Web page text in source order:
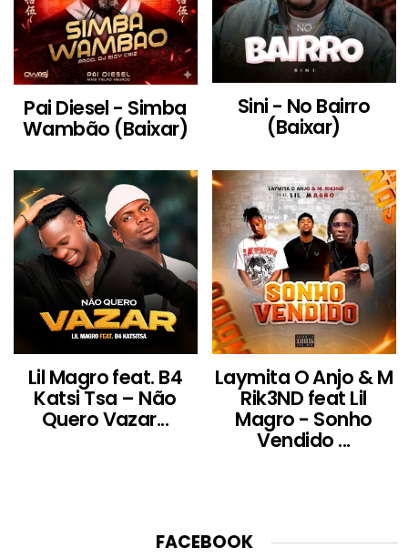
Pai Diesel - Simba
Wambão (Baixar)
Sini - No Bairro
(Baixar)
Lil Magro feat. B4
Katsi Tsa – Não
Quero Vazar...
Laymita O Anjo & M
Rik3ND feat Lil
Magro - Sonho
Vendido ...
FACEBOOK